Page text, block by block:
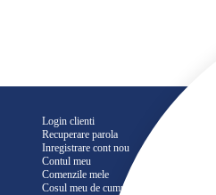
Login clienti
Recuperare parola
Inregistrare cont nou
Contul meu
Comenzile mele
Cosul meu de cumparaturi